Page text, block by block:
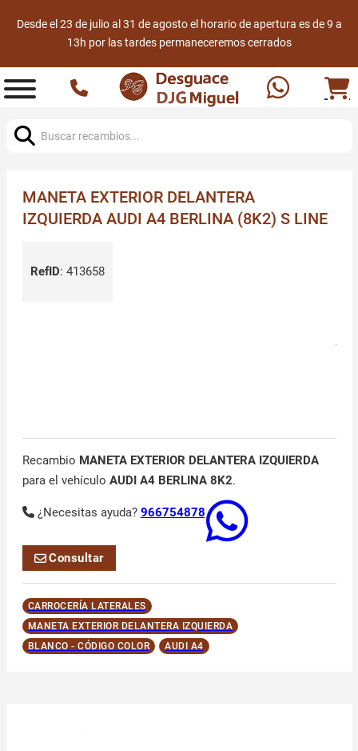
Desde el 23 de julio al 31 de agosto el horario de apertura es de 9 a
13h por las tardes permaneceremos cerrados
MANETA EXTERIOR DELANTERA
IZQUIERDA AUDI A4 BERLINA (8K2) S LINE
RefID: 413658
Recambio MANETA EXTERIOR DELANTERA IZQUIERDA
para el vehículo AUDI A4 BERLINA 8K2.
¿Necesitas ayuda? 966754878
Consultar
CARROCERÍA LATERALES
MANETA EXTERIOR DELANTERA IZQUIERDA
BLANCO - CÓDIGO COLOR
AUDI A4